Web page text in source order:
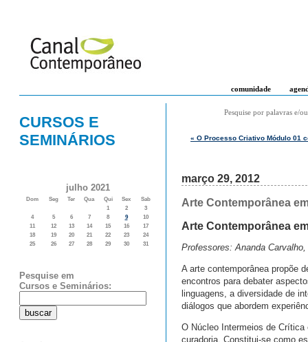
comunidade
CURSOS E
SEMINÁRIOS
julho 2021
Dom Seg Ter Qua Qui Sex
Sab
1
2
3
4
5 6 7 8 9
10
11
12 13 14 15 16
17
18
19 20 21 22 23
24
25
26 27 28 29 30 31
Pesquise em
Cursos e Seminários:
Pesquise por palavras e/
« O Processo Criativo Módulo 01
março 29, 2012
Arte Contemporânea
Arte Contemporânea
Professores: Ananda
A arte contemporânea propõe
encontros para debater
linguagens, a diversidade de
diálogos que abordem
O Núcleo Intermeios de
curadoria. Constitui-se como